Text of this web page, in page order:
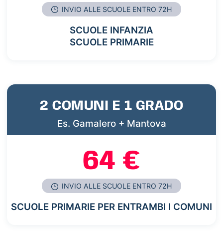
INVIO ALLE SCUOLE ENTRO 72H
SCUOLE INFANZIA
SCUOLE PRIMARIE
2 COMUNI E 1 GRADO
Es. Gamalero + Mantova
64 €
INVIO ALLE SCUOLE ENTRO 72H
SCUOLE PRIMARIE PER ENTRAMBI I COMUNI